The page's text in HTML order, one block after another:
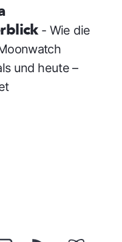
- Wie die
und heute –